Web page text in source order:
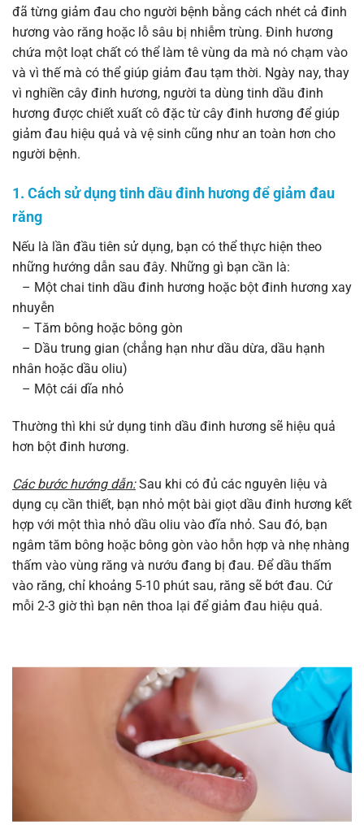
đã từng giảm đau cho người bệnh bằng cách nhét cả đinh
hương vào răng hoặc lỗ sâu bị nhiễm trùng. Đinh hương
chứa một loạt chất có thể làm tê vùng da mà nó chạm vào
và vì thế mà có thể giúp giảm đau tạm thời. Ngày nay, thay
vì nghiền cây đinh hương, người ta dùng tinh dầu đinh
hương được chiết xuất cô đặc từ cây đinh hương để giúp
giảm đau hiệu quả và vệ sinh cũng như an toàn hơn cho
người bệnh.
1. Cách sử dụng tinh dầu đinh hương để giảm đau
răng
Nếu là lần đầu tiên sử dụng, bạn có thể thực hiện theo
những hướng dẫn sau đây. Những gì bạn cần là:
– Một chai tinh dầu đinh hương hoặc bột đinh hương xay
nhuyễn
– Tăm bông hoặc bông gòn
– Dầu trung gian (chẳng hạn như dầu dừa, dầu hạnh
nhân hoặc dầu oliu)
– Một cái dĩa nhỏ
Thường thì khi sử dụng tinh dầu đinh hương sẽ hiệu quả
hơn bột đinh hương.
Các bước hướng dẫn:Sau khi có đủ các nguyên liệu và
dụng cụ cần thiết, bạn nhỏ một bài giọt dầu đinh hương kết
hợp với một thìa nhỏ dầu oliu vào đĩa nhỏ. Sau đó, bạn
ngâm tăm bông hoặc bông gòn vào hỗn hợp và nhẹ nhàng
thấm vào vùng răng và nướu đang bị đau. Để dầu thấm
vào răng, chỉ khoảng 5-10 phút sau, răng sẽ bớt đau. Cứ
mỗi 2-3 giờ thì bạn nên thoa lại để giảm đau hiệu quả.